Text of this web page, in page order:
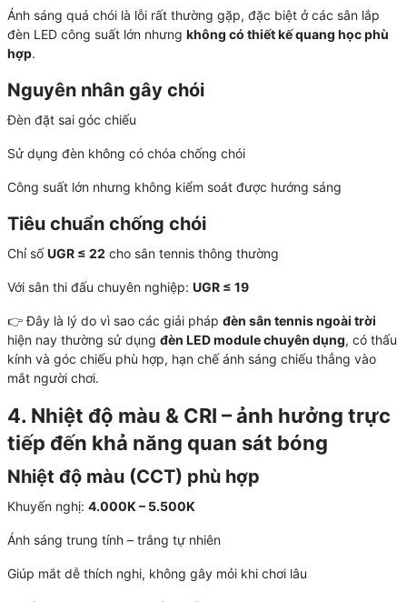
Ánh sáng quá chói là lỗi rất thường gặp, đặc biệt ở các sân lắp
đèn LED công suất lớn nhưng không có thiết kế quang học phù
hợp.
Nguyên nhân gây chói
Đèn đặt sai góc chiếu
Sử dụng đèn không có chóa chống chói
Công suất lớn nhưng không kiểm soát được hướng sáng
Tiêu chuẩn chống chói
Chỉ sốUGR ≤ 22 cho sân tennis thông thường
Với sân thi đấu chuyên nghiệp: UGR ≤ 19
👉 Đây là lý do vì sao các giải pháp đèn sân tennis ngoài trời
hiện nay thường sử dụng đèn LED module chuyên dụng, có thấu
kính và góc chiếu phù hợp, hạn chế ánh sáng chiếu thẳng vào
mắt người chơi.
4. Nhiệt độ màu & CRI – ảnh hưởng trực
tiếp đến khả năng quan sát bóng
Nhiệt độ màu (CCT) phù hợp
Khuyến nghị: 4.000K – 5.500K
Ánh sáng trung tính – trắng tự nhiên
Giúp mắt dễ thích nghi, không gây mỏi khi chơi lâu